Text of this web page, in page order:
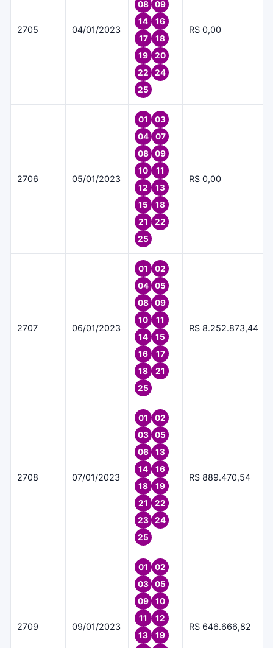
2705 04/01/2023
08
09
14
16
17
18
19
20
22
24
25
R$ 0,00
2706 05/01/2023
01
03
04
07
08
09
10
11
12
13
15
18
21
22
25
R$ 0,00
2707 06/01/2023
01
02
04
05
08
09
10
11
14
15
16
17
18
21
25
R$ 8.252.873,44
2708 07/01/2023
01
02
03
05
06
13
14
16
18
19
21
22
23
24
25
R$ 889.470,54
2709 09/01/2023
01
02
03
05
09
10
11
12
13
19
R$ 646.666,82